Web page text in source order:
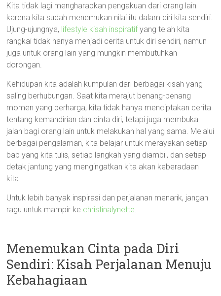
Kita tidak lagi mengharapkan pengakuan dari orang lain
karena kita sudah menemukan nilai itu dalam diri kita sendiri.
Ujung-ujungnya, lifestyle kisah inspiratifyang telah kita
rangkai tidak hanya menjadi cerita untuk diri sendiri, namun
juga untuk orang lain yang mungkin membutuhkan
dorongan.
Kehidupan kita adalah kumpulan dari berbagai kisah yang
saling berhubungan. Saat kita merajut benang-benang
momen yang berharga, kita tidak hanya menciptakan cerita
tentang kemandirian dan cinta diri, tetapi juga membuka
jalan bagi orang lain untuk melakukan hal yang sama. Melalui
berbagai pengalaman, kita belajar untuk merayakan setiap
bab yang kita tulis, setiap langkah yang diambil, dan setiap
detak jantung yang mengingatkan kita akan keberadaan
kita.
Untuk lebih banyak inspirasi dan perjalanan menarik, jangan
ragu untuk mampir ke christinalynette.
Menemukan Cinta pada Diri
Sendiri: Kisah Perjalanan Menuju
Kebahagiaan